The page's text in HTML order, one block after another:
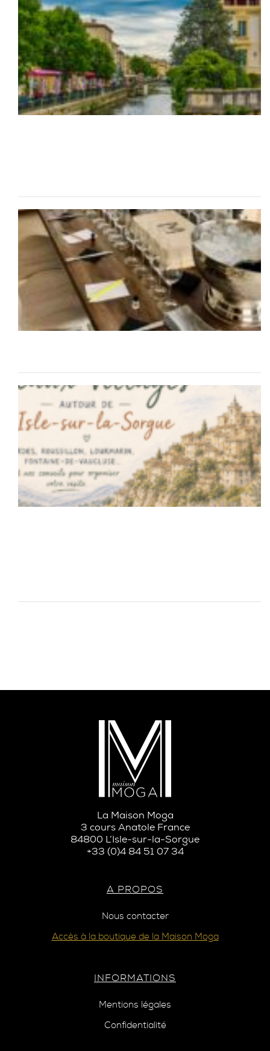
La Maison Moga
3 cours Anatole France
84800 L’Isle-sur-la-Sorgue
+33 (0)4 84 51 07 34
A PROPOS
Nous contacter
Accès à la boutique de la Maison Moga
INFORMATIONS
Mentions légales
Confidentialité